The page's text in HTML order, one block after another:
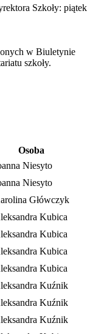
Szkoły: piątek
w Biuletynie
szkoły.
Osoba
Niesyto
Niesyto
Główczyk
Kubica
Kubica
Kubica
Kubica
Kuźnik
Kuźnik
Kuźnik